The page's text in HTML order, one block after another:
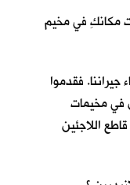
مكانكِ في مخيم
فقدموا
مخيمات
اللاجئين